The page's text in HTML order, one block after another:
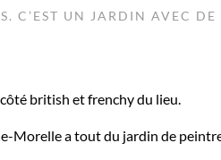
UN JARDIN AVEC
british et frenchy du lieu.
Morelle a tout du jardin de